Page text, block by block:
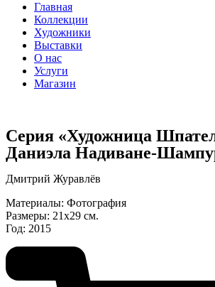
Главная
Коллекции
Художники
Выставки
О нас
Услуги
Магазин
Серия «Художница
Даниэла Надиване-
Дмитрий Журавлёв
Материалы: Фотография
Размеры: 21х29 см.
Год: 2015